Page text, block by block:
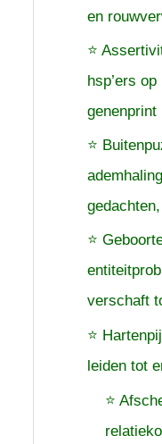
en
⭐
hsp’ers
genenprint
⭐
⭐
verschaft
⭐
leiden tot
⭐